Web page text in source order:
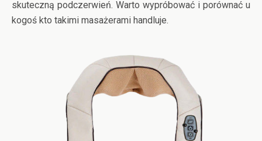
skuteczną podczerwień. Warto wypróbować i porównać u
kogoś kto takimi masażerami handluje.